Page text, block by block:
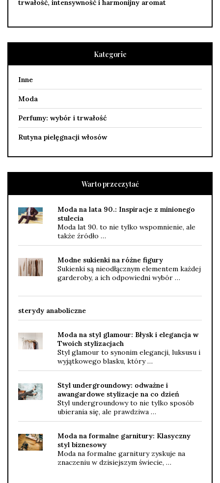
trwałość, intensywność i harmonijny aromat
Kategorie
Inne
Moda
Perfumy: wybór i trwałość
Rutyna pielęgnacji włosów
Warto przeczytać
Moda na lata 90.: Inspiracje z minionego
stulecia
Moda lat 90. to nie tylko wspomnienie, ale
także źródło …
Modne sukienki na różne figury
Sukienki są nieodłącznym elementem każdej
garderoby, a ich odpowiedni wybór …
sterydy anaboliczne
Moda na styl glamour: Błysk i elegancja w
Twoich stylizacjach
Styl glamour to synonim elegancji, luksusu i
wyjątkowego blasku, który …
Styl undergroundowy: odważne i
awangardowe stylizacje na co dzień
Styl undergroundowy to nie tylko sposób
ubierania się, ale prawdziwa …
Moda na formalne garnitury: Klasyczny
styl biznesowy
Moda na formalne garnitury zyskuje na
znaczeniu w dzisiejszym świecie, …